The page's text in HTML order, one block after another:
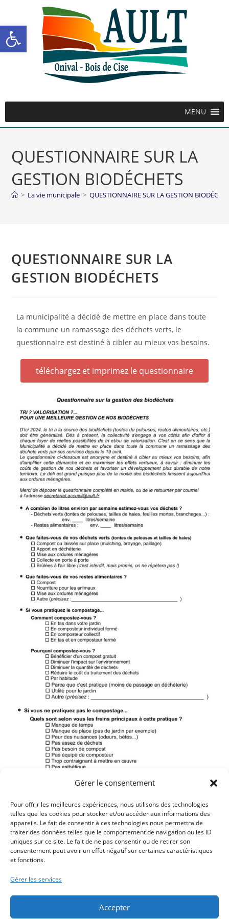
Ouvrir la barre d’outils
Gérer le consentement
Pour offrir les meilleures expériences, nous utilisons des technologies
telles que les cookies pour stocker et/ou accéder aux informations des
appareils. Le fait de consentir à ces technologies nous permettra de
traiter des données telles que le comportement de navigation ou les ID
uniques sur ce site. Le fait de ne pas consentir ou de retirer son
consentement peut avoir un effet négatif sur certaines caractéristiques
et fonctions.
Gérer les services
Accepter
MENU
QUESTIONNAIRE SUR LA
GESTION BIODÉCHETS
> La vie municipale > QUESTIONNAIRE SUR LA GESTION
QUESTIONNAIRE SUR LA
GESTION BIODÉCHETS
La municipalité a décidé de mettre en place dans toute
la commune un ramassage des déchets verts, le
questionnaire est destiné à cibler au mieux vos besoins.
téléchargez et imprimez le questionnaire
Article précédent
UN ARRÊTÉ SUR LA CIRCULATION ET LE
STATIONNEMENT